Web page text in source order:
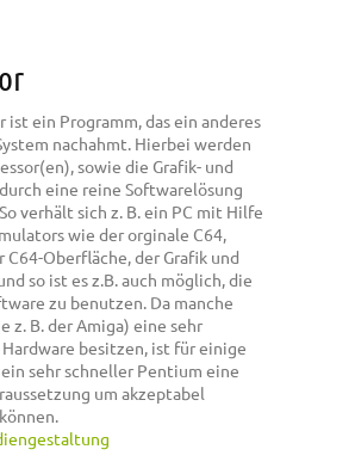
ist ein Programm, das ein anderes
nachahmt. Hierbei werden
sowie die Grafik- und
eine reine Softwarelösung
verhält sich z. B. ein PC mit Hilfe
wie der orginale C64,
C64-Oberfläche, der Grafik und
so ist es z.B. auch möglich, die
zu benutzen. Da manche
z. B. der Amiga) eine sehr
besitzen, ist für einige
sehr schneller Pentium eine
um akzeptabel